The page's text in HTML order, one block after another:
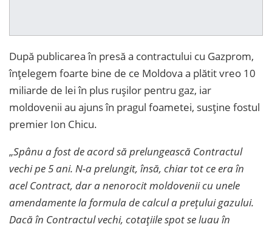
După publicarea în presă a contractului cu Gazprom,
înțelegem foarte bine de ce Moldova a plătit vreo 10
miliarde de lei în plus rușilor pentru gaz, iar
moldovenii au ajuns în pragul foametei, susține fostul
premier Ion Chicu.
„Spânu a fost de acord să prelungească Contractul
vechi pe 5 ani. N-a prelungit, însă, chiar tot ce era în
acel Contract, dar a nenorocit moldovenii cu unele
amendamente la formula de calcul a prețului gazului.
Dacă în Contractul vechi, cotațiile spot se luau în